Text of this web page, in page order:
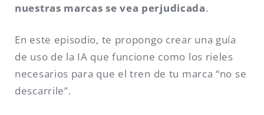
nuestras marcas se vea perjudicada.
En este episodio, te propongo crear una guía
de uso de la IA que funcione como los rieles
necesarios para que el tren de tu marca “no se
descarrile”.